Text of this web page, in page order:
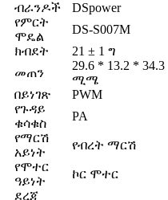
ብራንዶች
DSpower
የምርት
ሞዴል
DS-S007M
ክብደት
21 ± 1 ግ
መጠን
29.6 * 13.2 * 34.3
ሚሜ
በይነገጽ
PWM
የጉዳይ
ቁሳቁስ
PA
የማርሽ
አይነት
የብረት ማርሽ
የሞተር
ዓይነት
ኮር ሞተር
ደረጃ